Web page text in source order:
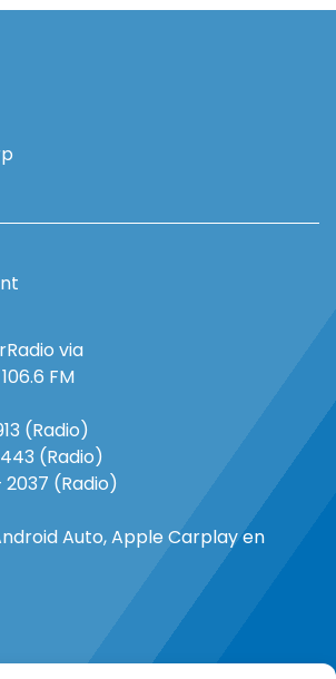
via
FM
(Radio)
(Radio)
(Radio)
Auto, Apple Carplay en